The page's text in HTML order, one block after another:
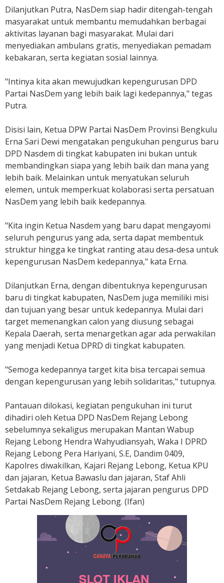
Dilanjutkan Putra, NasDem siap hadir ditengah-tengah
masyarakat untuk membantu memudahkan berbagai
aktivitas layanan bagi masyarakat. Mulai dari
menyediakan ambulans gratis, menyediakan pemadam
kebakaran, serta kegiatan sosial lainnya.
"Intinya kita akan mewujudkan kepengurusan DPD
Partai NasDem yang lebih baik lagi kedepannya," tegas
Putra.
Disisi lain, Ketua DPW Partai NasDem Provinsi Bengkulu
Erna Sari Dewi mengatakan pengukuhan pengurus baru
DPD Nasdem di tingkat kabupaten ini bukan untuk
membandingkan siapa yang lebih baik dan mana yang
lebih baik. Melainkan untuk menyatukan seluruh
elemen, untuk memperkuat kolaborasi serta persatuan
NasDem yang lebih baik kedepannya.
"Kita ingin Ketua Nasdem yang baru dapat mengayomi
seluruh pengurus yang ada, serta dapat membentuk
struktur hingga ke tingkat ranting atau desa-desa untuk
kepengurusan NasDem kedepannya," kata Erna.
Dilanjutkan Erna, dengan dibentuknya kepengurusan
baru di tingkat kabupaten, NasDem juga memiliki misi
dan tujuan yang besar untuk kedepannya. Mulai dari
target memenangkan calon yang diusung sebagai
Kepala Daerah, serta menargetkan agar ada perwakilan
yang menjadi Ketua DPRD di tingkat kabupaten.
"Semoga kedepannya target kita bisa tercapai semua
dengan kepengurusan yang lebih solidaritas," tutupnya.
Pantauan dilokasi, kegiatan pengukuhan ini turut
dihadiri oleh Ketua DPD NasDem Rejang Lebong
sebelumnya sekaligus merupakan Mantan Wabup
Rejang Lebong Hendra Wahyudiansyah, Waka I DPRD
Rejang Lebong Pera Hariyani, S.E, Dandim 0409,
Kapolres diwakilkan, Kajari Rejang Lebong, Ketua KPU
dan jajaran, Ketua Bawaslu dan jajaran, Staf Ahli
Setdakab Rejang Lebong, serta jajaran pengurus DPD
Partai NasDem Rejang Lebong. (Ifan)